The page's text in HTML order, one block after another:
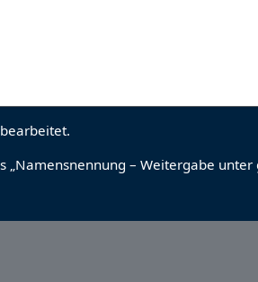
„Namensnennung – Weitergabe unter